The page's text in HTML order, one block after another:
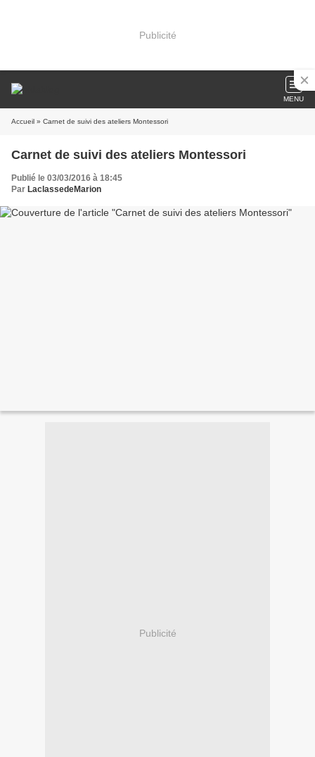
Publicité
MENU
Accueil » Carnet de suivi des ateliers Montessori
Carnet de suivi des ateliers Montessori
Publié le 03/03/2016 à 18:45
Par LaclassedeMarion
Publicité